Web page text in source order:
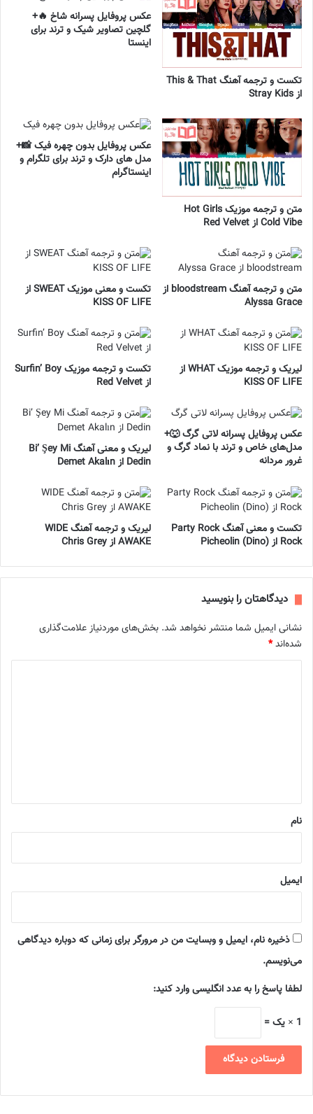
تکست و ترجمه آهنگ This & That
از Stray Kids
عکس پروفایل پسرانه شاخ 🔥+
گلچین تصاویر شیک و ترند برای
اینستا
متن و ترجمه موزیک Hot Girls
Cold Vibe از Red Velvet
عکس پروفایل بدون چهره فیک 📸+
مدل های دارک و ترند برای تلگرام و
اینستاگرام
متن و ترجمه آهنگ bloodstream از
Alyssa Grace
تکست و معنی موزیک SWEAT از
KISS OF LIFE
لیریک و ترجمه موزیک WHAT از
KISS OF LIFE
تکست و ترجمه موزیک Surfin’ Boy
از Red Velvet
عکس پروفایل پسرانه لاتی گرگ 🐺+
مدل‌های خاص و ترند با نماد گرگ و
غرور مردانه
لیریک و معنی آهنگ Bi’ Şey Mi
Dedin از Demet Akalın
تکست و معنی آهنگ Party Rock
Rock از Picheolin (Dino)
لیریک و ترجمه آهنگ WIDE
AWAKE از Chris Grey
دیدگاهتان را بنویسید
نشانی ایمیل شما منتشر نخواهد شد. بخش‌های موردنیاز علامت‌گذاری
شده‌اند*
نام
ایمیل
ذخیره نام، ایمیل و وبسایت من در مرورگر برای زمانی که دوباره دیدگاهی
می‌نویسم.
لطفا پاسخ را به عدد انگلیسی وارد کنید:
1 × یک =